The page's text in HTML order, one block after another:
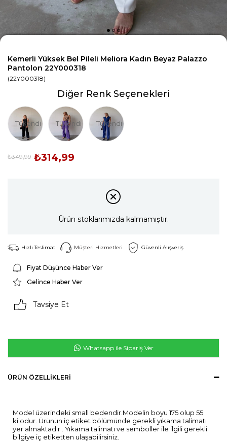
Kemerli Yüksek Bel Pileli Meliora Kadın Beyaz Palazzo
Pantolon 22Y000318
(22Y000318)
Diğer Renk Seçenekleri
Tükendi Tükendi Tükendi
₺349,99 ₺314,99
Ürün stoklarımızda kalmamıştır.
Hızlı Teslimat Müşteri Hizmetleri Güvenli Alışveriş
Fiyat Düşünce Haber Ver
Gelince Haber Ver
Tavsiye Et
Whatsapp ile Sipariş Ver
ÜRÜN ÖZELLIKLERI
Model üzerindeki small bedendir.Modelin boyu 175 olup 55
kilodur. Ürünün iç etiket bölümünde gerekli yıkama talimatı
yer almaktadır . Yıkama talimatı ve semboller ile ilgili gerekli
bilgiye iç etiketten ulaşabilirsiniz.